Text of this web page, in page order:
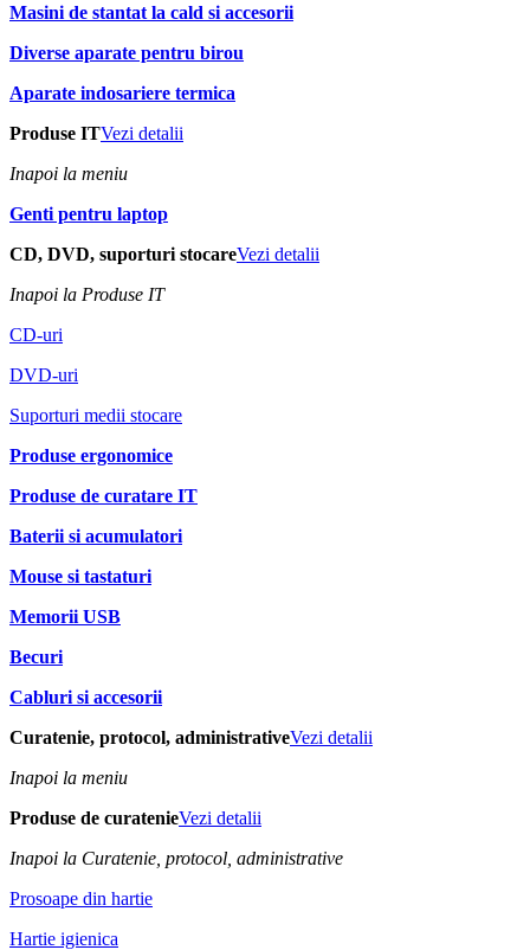
Masini de stantat la cald si accesorii
Diverse aparate pentru birou
Aparate indosariere termica
Produse ITVezi detalii
Inapoi la meniu
Genti pentru laptop
CD, DVD, suporturi stocareVezi detalii
Inapoi la Produse IT
CD-uri
DVD-uri
Suporturi medii stocare
Produse ergonomice
Produse de curatare IT
Baterii si acumulatori
Mouse si tastaturi
Memorii USB
Becuri
Cabluri si accesorii
Curatenie, protocol, administrativeVezi detalii
Inapoi la meniu
Produse de curatenieVezi detalii
Inapoi la Curatenie, protocol, administrative
Prosoape din hartie
Hartie igienica